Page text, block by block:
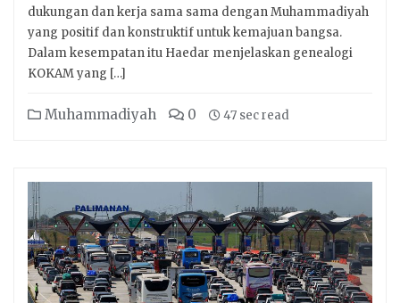
dukungan dan kerja sama sama dengan Muhammadiyah
yang positif dan konstruktif untuk kemajuan bangsa.
Dalam kesempatan itu Haedar menjelaskan genealogi
KOKAM yang […]
Muhammadiyah 0 47 sec read